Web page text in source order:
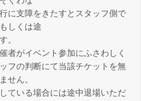
に支障をきたすとスタッフ側で
しくは途
。
者がイベント参加にふさわしく
フの判断にて当該チケットを無
せん。
ている場合には途中退場いただ